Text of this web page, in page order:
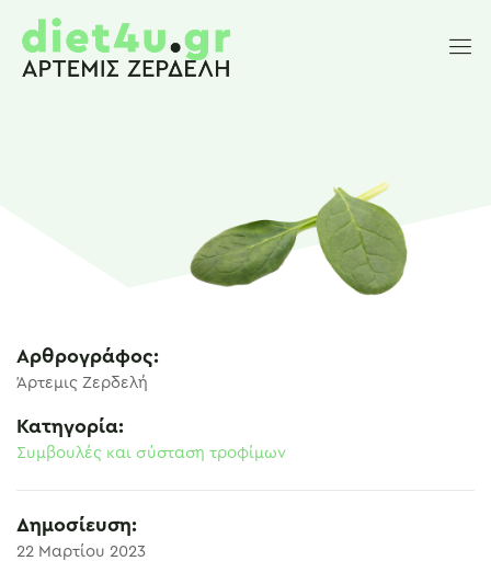
Αρθρογράφος:
Άρτεμις Ζερδελή
Κατηγορία:
Συμβουλές και σύσταση τροφίμων
Δημοσίευση:
22 Μαρτίου 2023